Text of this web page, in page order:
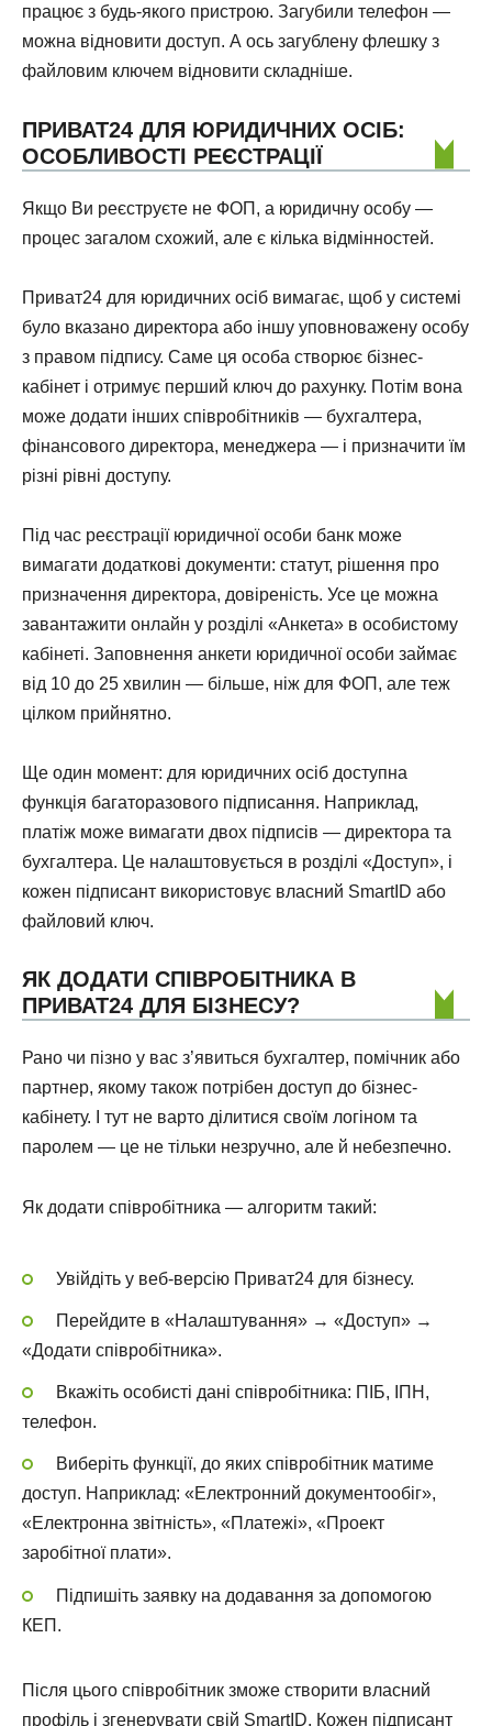
працює з будь-якого пристрою. Загубили телефон —
можна відновити доступ. А ось загублену флешку з
файловим ключем відновити складніше.
ПРИВАТ24 ДЛЯ ЮРИДИЧНИХ ОСІБ:
ОСОБЛИВОСТІ РЕЄСТРАЦІЇ
Якщо Ви реєструєте не ФОП, а юридичну особу —
процес загалом схожий, але є кілька відмінностей.
Приват24 для юридичних осіб вимагає, щоб у системі
було вказано директора або іншу уповноважену особу
з правом підпису. Саме ця особа створює бізнес-
кабінет і отримує перший ключ до рахунку. Потім вона
може додати інших співробітників — бухгалтера,
фінансового директора, менеджера — і призначити їм
різні рівні доступу.
Під час реєстрації юридичної особи банк може
вимагати додаткові документи: статут, рішення про
призначення директора, довіреність. Усе це можна
завантажити онлайн у розділі «Анкета» в особистому
кабінеті. Заповнення анкети юридичної особи займає
від 10 до 25 хвилин — більше, ніж для ФОП, але теж
цілком прийнятно.
Ще один момент: для юридичних осіб доступна
функція багаторазового підписання. Наприклад,
платіж може вимагати двох підписів — директора та
бухгалтера. Це налаштовується в розділі «Доступ», і
кожен підписант використовує власний SmartID або
файловий ключ.
ЯК ДОДАТИ СПІВРОБІТНИКА В
ПРИВАТ24 ДЛЯ БІЗНЕСУ?
Рано чи пізно у вас з’явиться бухгалтер, помічник або
партнер, якому також потрібен доступ до бізнес-
кабінету. І тут не варто ділитися своїм логіном та
паролем — це не тільки незручно, але й небезпечно.
Як додати співробітника — алгоритм такий:
Увійдіть у веб-версію Приват24 для бізнесу.
Перейдите в «Налаштування» → «Доступ» →
«Додати співробітника».
Вкажіть особисті дані співробітника: ПІБ, ІПН,
телефон.
Виберіть функції, до яких співробітник матиме
доступ. Наприклад: «Електронний документообіг»,
«Електронна звітність», «Платежі», «Проект
заробітної плати».
Підпишіть заявку на додавання за допомогою
КЕП.
Після цього співробітник зможе створити власний
профіль і згенерувати свій SmartID. Кожен підписант